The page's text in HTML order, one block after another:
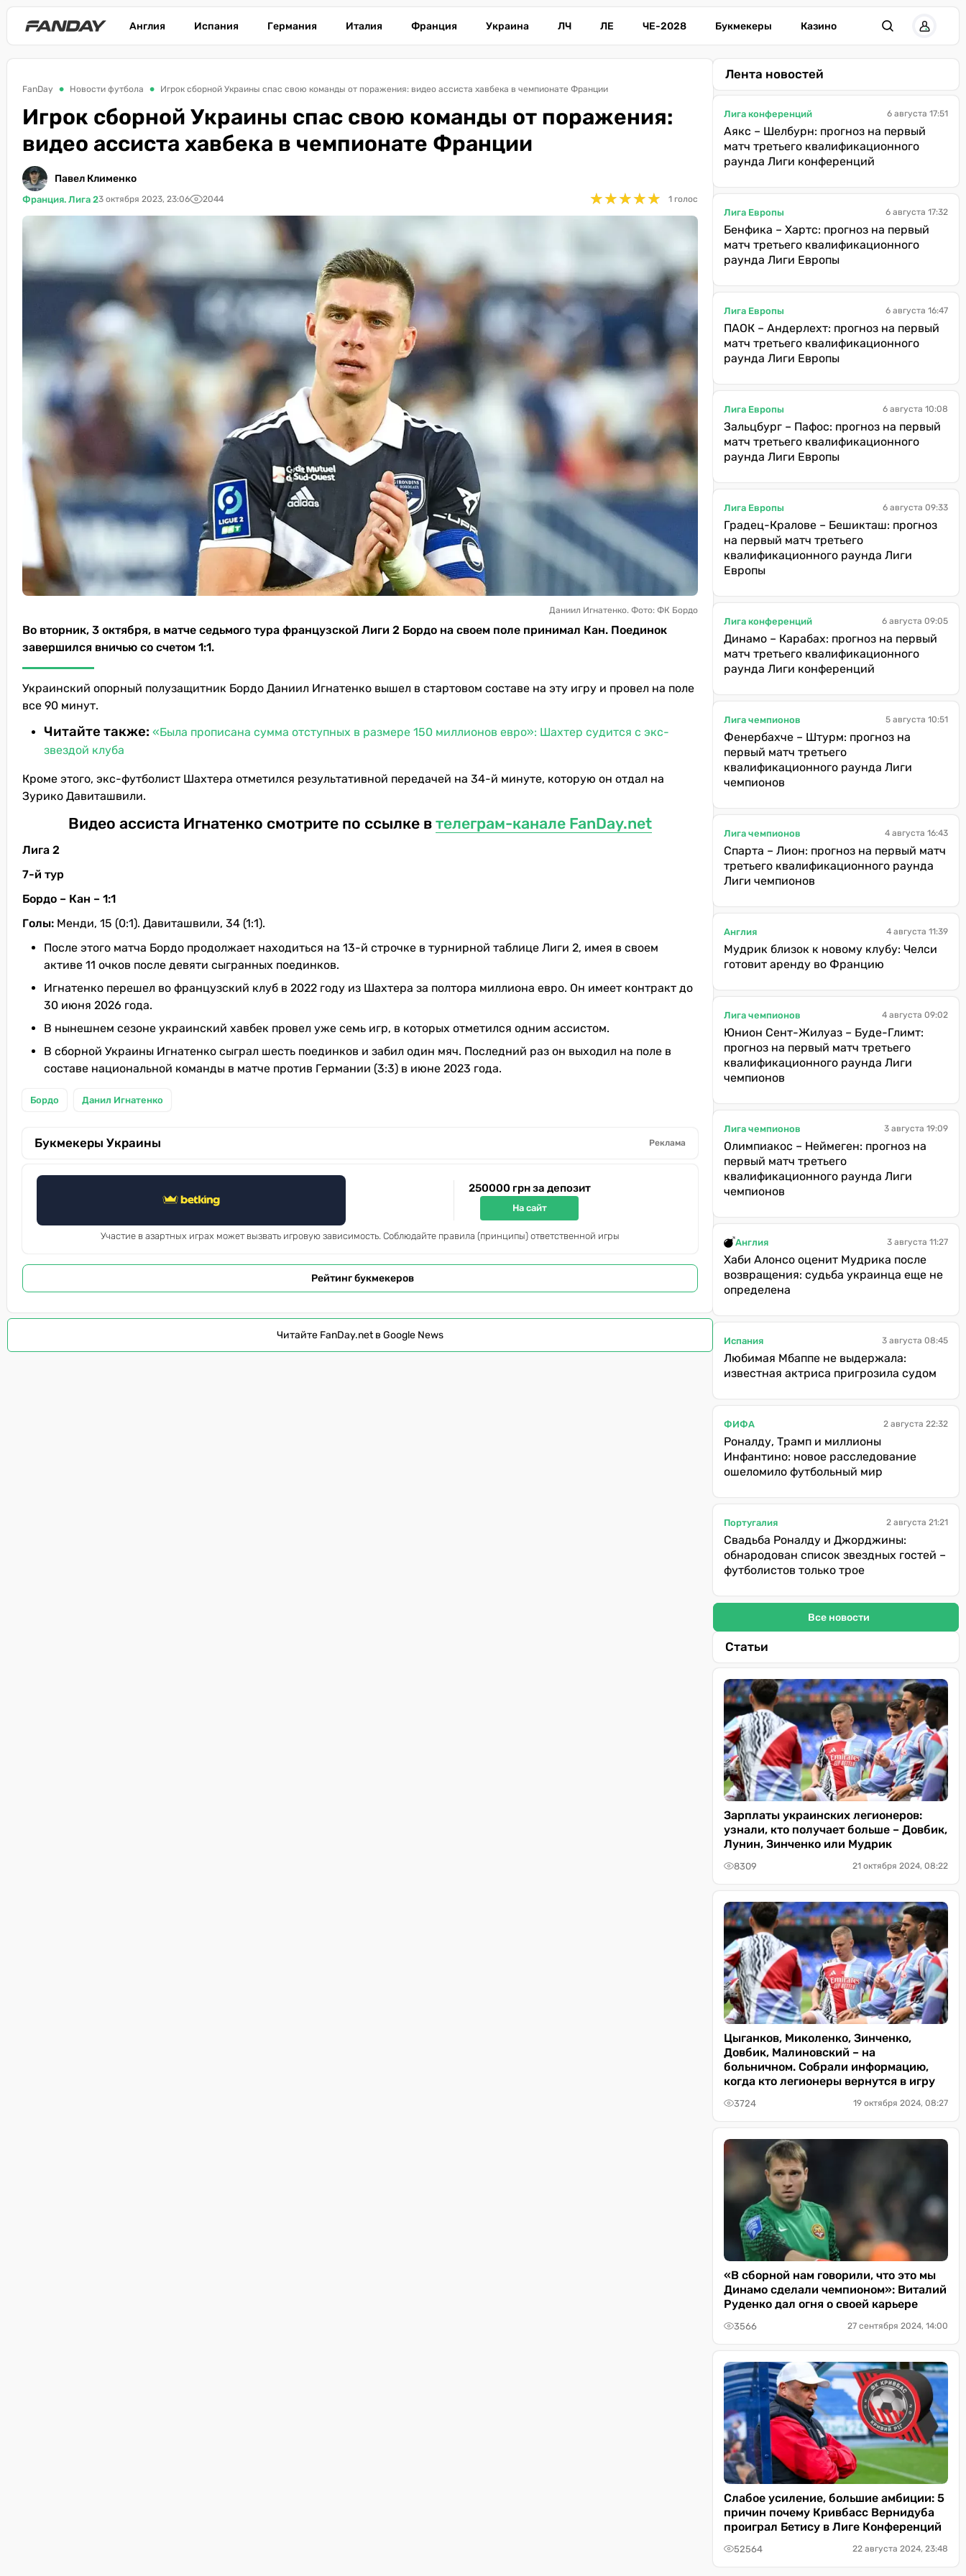
Англия Испания Германия Италия Франция Украина ЛЧ ЛЕ ЧЕ-2028 Букмекеры Казино
FanDay Новости футбола Игрок сборной Украины спас свою команды от поражения: видео ассиста хавбека в чемпионате Франции
Игрок сборной Украины спас свою команды от поражения:
видео ассиста хавбека в чемпионате Франции
Павел Клименко
Франция. Лига 23 октября 2023, 23:06 2044 ★★★★★
★★★★★ 1 голос
Даниил Игнатенко. Фото: ФК Бордо
Во вторник, 3 октября, в матче седьмого тура французской Лиги 2 Бордо на своем поле принимал Кан. Поединок
завершился вничью со счетом 1:1.
Украинский опорный полузащитник Бордо Даниил Игнатенко вышел в стартовом составе на эту игру и провел на поле
все 90 минут.
Читайте также: «Была прописана сумма отступных в размере 150 миллионов евро»: Шахтер судится с экс-
звездой клуба
Кроме этого, экс-футболист Шахтера отметился результативной передачей на 34-й минуте, которую он отдал на
Зурико Давиташвили.
Видео ассиста Игнатенко смотрите по ссылке в телеграм-канале FanDay.net
Лига 2
7-й тур
Бордо – Кан – 1:1
Голы: Менди, 15 (0:1). Давиташвили, 34 (1:1).
После этого матча Бордо продолжает находиться на 13-й строчке в турнирной таблице Лиги 2, имея в своем
активе 11 очков после девяти сыгранных поединков.
Игнатенко перешел во французский клуб в 2022 году из Шахтера за полтора миллиона евро. Он имеет контракт до
30 июня 2026 года.
В нынешнем сезоне украинский хавбек провел уже семь игр, в которых отметился одним ассистом.
В сборной Украины Игнатенко сыграл шесть поединков и забил один мяч. Последний раз он выходил на поле в
составе национальной команды в матче против Германии (3:3) в июне 2023 года.
Бордо Данил Игнатенко
Букмекеры Украины Реклама
250000 грн за депозит
На сайт
Участие в азартных играх может вызвать игровую зависимость. Соблюдайте правила (принципы) ответственной игры
Рейтинг букмекеров
Читайте FanDay.net в Google News
Лента новостей
Лига конференций 6 августа 17:51
Аякс – Шелбурн: прогноз на первый
матч третьего квалификационного
раунда Лиги конференций
Лига Европы 6 августа 17:32
Бенфика – Хартс: прогноз на первый
матч третьего квалификационного
раунда Лиги Европы
Лига Европы 6 августа 16:47
ПАОК – Андерлехт: прогноз на первый
матч третьего квалификационного
раунда Лиги Европы
Лига Европы 6 августа 10:08
Зальцбург – Пафос: прогноз на первый
матч третьего квалификационного
раунда Лиги Европы
Лига Европы 6 августа 09:33
Градец-Кралове – Бешикташ: прогноз
на первый матч третьего
квалификационного раунда Лиги
Европы
Лига конференций 6 августа 09:05
Динамо – Карабах: прогноз на первый
матч третьего квалификационного
раунда Лиги конференций
Лига чемпионов 5 августа 10:51
Фенербахче – Штурм: прогноз на
первый матч третьего
квалификационного раунда Лиги
чемпионов
Лига чемпионов 4 августа 16:43
Спарта – Лион: прогноз на первый матч
третьего квалификационного раунда
Лиги чемпионов
Англия 4 августа 11:39
Мудрик близок к новому клубу: Челси
готовит аренду во Францию
Лига чемпионов 4 августа 09:02
Юнион Сент-Жилуаз – Буде-Глимт:
прогноз на первый матч третьего
квалификационного раунда Лиги
чемпионов
Лига чемпионов 3 августа 19:09
Олимпиакос – Неймеген: прогноз на
первый матч третьего
квалификационного раунда Лиги
чемпионов
Англия 3 августа 11:27
Хаби Алонсо оценит Мудрика после
возвращения: судьба украинца еще не
определена
Испания 3 августа 08:45
Любимая Мбаппе не выдержала:
известная актриса пригрозила судом
ФИФА 2 августа 22:32
Роналду, Трамп и миллионы
Инфантино: новое расследование
ошеломило футбольный мир
Португалия 2 августа 21:21
Свадьба Роналду и Джорджины:
обнародован список звездных гостей –
футболистов только трое
Все новости
Статьи
Зарплаты украинских легионеров:
узнали, кто получает больше – Довбик,
Лунин, Зинченко или Мудрик
8309 21 октября 2024, 08:22
Цыганков, Миколенко, Зинченко,
Довбик, Малиновский – на
больничном. Собрали информацию,
когда кто легионеры вернутся в игру
3724 19 октября 2024, 08:27
«В сборной нам говорили, что это мы
Динамо сделали чемпионом»: Виталий
Руденко дал огня о своей карьере
3566 27 сентября 2024, 14:00
Слабое усиление, большие амбиции: 5
причин почему Кривбасс Вернидуба
проиграл Бетису в Лиге Конференций
52564 22 августа 2024, 23:48